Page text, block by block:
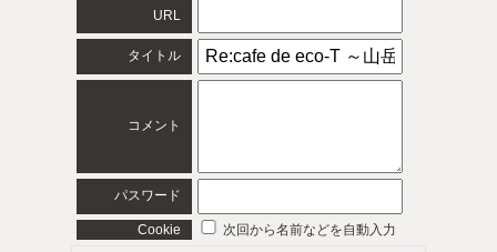
URL
タイトル
コメント
パスワード
Cookie 次回から名前などを自動入力